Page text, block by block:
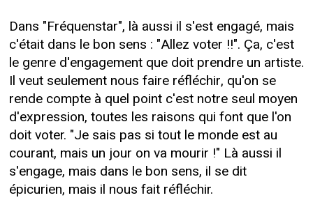
Dans "Fréquenstar", là aussi il s'est engagé, mais
c'était dans le bon sens : "Allez voter !!". Ça, c'est
le genre d'engagement que doit prendre un artiste.
Il veut seulement nous faire réfléchir, qu'on se
rende compte à quel point c'est notre seul moyen
d'expression, toutes les raisons qui font que l'on
doit voter. "Je sais pas si tout le monde est au
courant, mais un jour on va mourir !" Là aussi il
s'engage, mais dans le bon sens, il se dit
épicurien, mais il nous fait réfléchir.